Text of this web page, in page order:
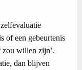
of een gebeurtenis
zou willen zijn’.
dan blijven